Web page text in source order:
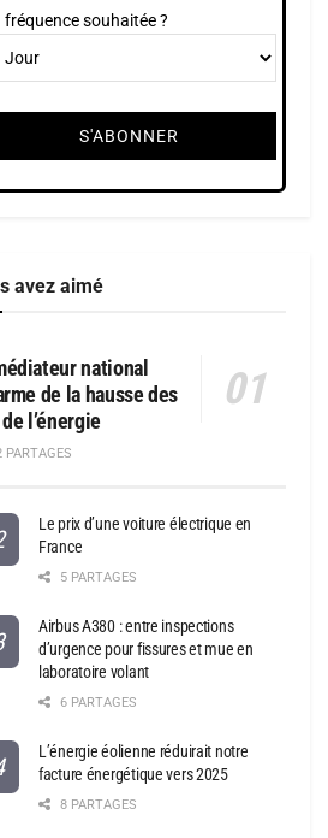
fréquence souhaitée ?
avez aimé
national
de la hausse des
l’énergie
PARTAGES
Le prix d’une voiture électrique en
France
5 PARTAGES
Airbus A380 : entre inspections
d’urgence pour fissures et mue en
laboratoire volant
6 PARTAGES
L’énergie éolienne réduirait notre
facture énergétique vers 2025
8 PARTAGES